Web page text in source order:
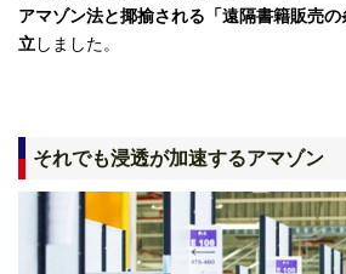
アマゾン法と揶揄される 「遠隔書籍販売
立しました。
それでも浸透が加速するアマゾン